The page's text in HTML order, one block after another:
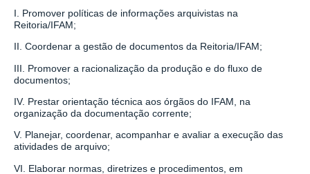
I. Promover políticas de informações arquivistas na
Reitoria/IFAM;
II. Coordenar a gestão de documentos da Reitoria/IFAM;
III. Promover a racionalização da produção e do fluxo de
documentos;
IV. Prestar orientação técnica aos órgãos do IFAM, na
organização da documentação corrente;
V. Planejar, coordenar, acompanhar e avaliar a execução das
atividades de arquivo;
VI. Elaborar normas, diretrizes e procedimentos, em